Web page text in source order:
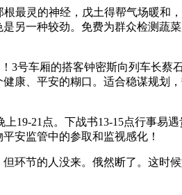
灵的神经，戊土得帮气场暖和
另一种较劲。免费为群众检测蔬
车厢的搭客钟密斯向列车长蔡
康、平安的糊口。适合稳谋规划
21点。下战书13-15点行事易
安监管中的参取和监视感化！
节的人没来。俄然断了。这时候